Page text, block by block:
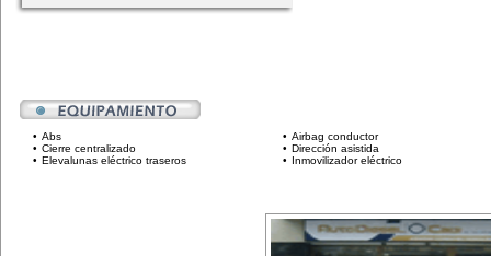
• Abs • Airbag conductor
• Cierre centralizado • Dirección asistida
• Elevalunas eléctrico traseros • Inmovilizador eléctrico